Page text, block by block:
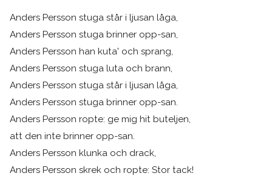
Anders Persson stuga står i ljusan låga,
Anders Persson stuga brinner opp-san,
Anders Persson han kuta' och sprang,
Anders Persson stuga luta och brann,
Anders Persson stuga står i ljusan låga,
Anders Persson stuga brinner opp-san.
Anders Persson ropte: ge mig hit buteljen,
att den inte brinner opp-san.
Anders Persson klunka och drack,
Anders Persson skrek och ropte: Stor tack!